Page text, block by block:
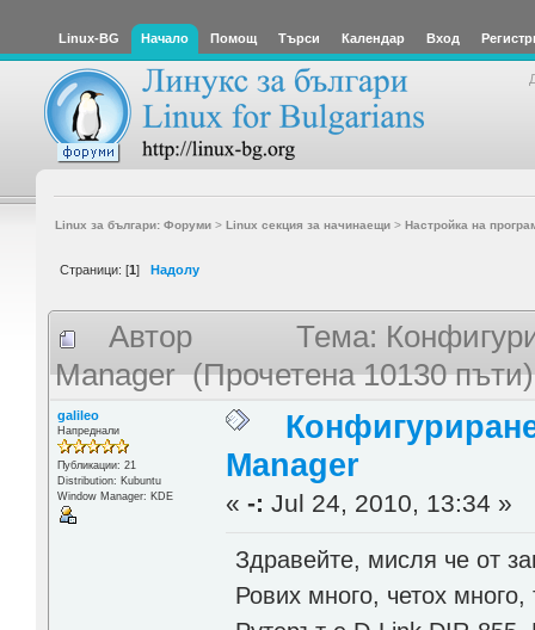
Linux-BG Начало Помощ Търси Календар Вход
Linux за българи: Форуми> Linux секция за начинаещи> Настройка на
Страници: [1] Надолу
Автор
Тема:
Manager (Прочетена 10130 пъти)
galileo
Напреднали
Публикации: 21
Distribution: Kubuntu
Window Manager: KDE
Manager
«-: Jul 24, 2010, 13:34 »
Здравейте, мисля че от
Рових много, четох